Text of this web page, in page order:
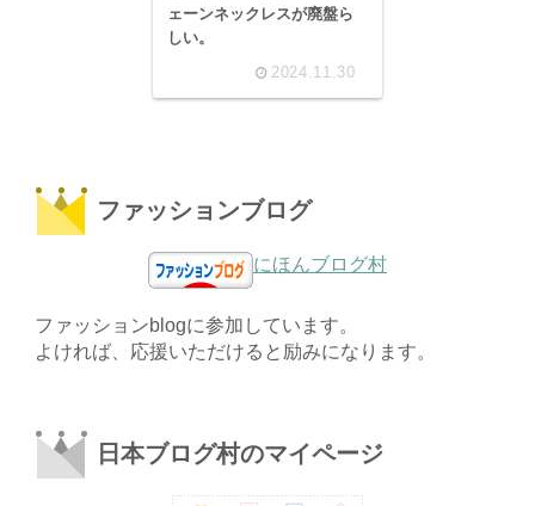
ェーンネックレスが廃盤ら
しい。
2024.11.30
ファッションブログ
にほんブログ村
ファッションblogに参加しています。
よければ、応援いただけると励みになります。
日本ブログ村のマイページ